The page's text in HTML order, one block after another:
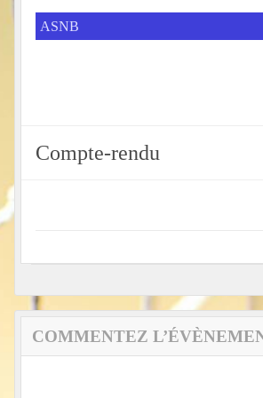
ASNB
Compte-rendu
COMMENTEZ